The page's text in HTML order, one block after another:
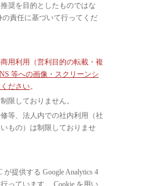
奨を目的としたものではな
の責任に基づいて行ってくだ
用利用（営利目的の転載・複
等への画像・スクリーンシ
ださい。
限しておりません。
等、法人内での社内利用（社
もの）は制限しておりませ
が提供する Google Analytics 4
っています。 Cookie を用い